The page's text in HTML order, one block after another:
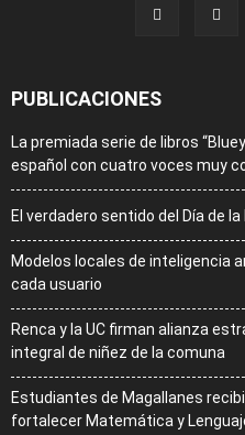
PUBLICACIONES
La premiada serie de libros
español con cuatro voces muy
El verdadero sentido del Día de la
Modelos locales de inteligencia
cada usuario
Renca y la UC firman alianza
integral de niñez de la comuna
Estudiantes de Magallanes
fortalecer Matemática y